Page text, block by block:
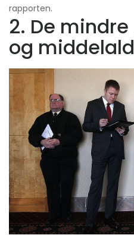
rapporten.
2. De
og